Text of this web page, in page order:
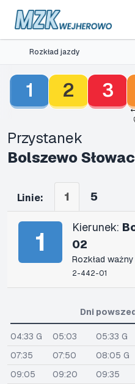
Rozkład jazdy
1 2 3
Przystanek
Bolszewo
Linie: 1 5
1 Kierunek:
02
Rozkład
2-442-01
Dni
04:33 G 05:03 05:33 G
07:35
07:50 08:05 G
09:05
09:20 09:35